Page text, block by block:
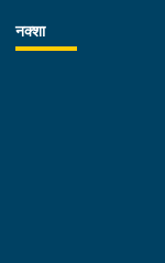
नक्शा